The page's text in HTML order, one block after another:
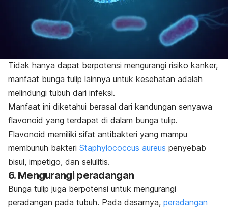
Tidak hanya dapat berpotensi mengurangi risiko kanker,
manfaat bunga tulip lainnya untuk kesehatan adalah
melindungi tubuh dari infeksi.
Manfaat ini diketahui berasal dari kandungan senyawa
flavonoid yang terdapat di dalam bunga tulip.
Flavonoid memiliki sifat antibakteri yang mampu
membunuh bakteri Staphylococcus aureus penyebab
bisul, impetigo, dan selulitis.
6. Mengurangi peradangan
Bunga tulip juga berpotensi untuk mengurangi
peradangan pada tubuh. Pada dasarnya, peradangan